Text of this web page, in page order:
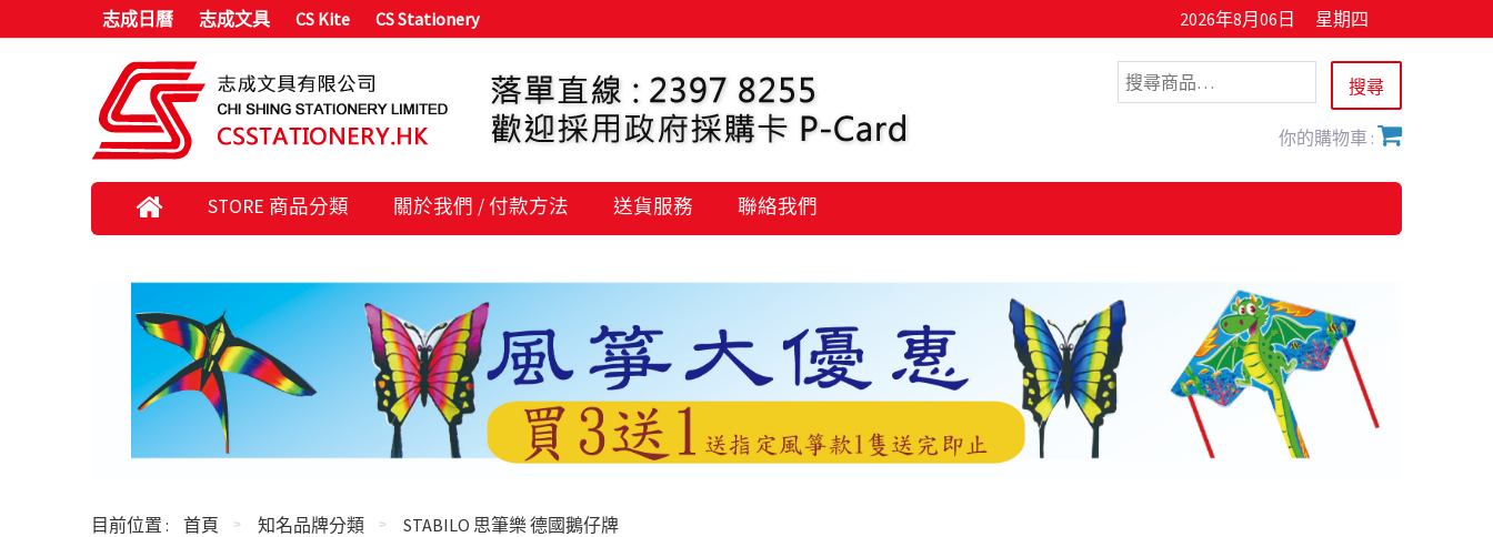
志成日曆 志成文具 CS Kite CS Stationery 2026年8月06日 星期四
你的購物車 :
STORE 商品分類 關於我們 / 付款方法 送貨服務 聯絡我們
目前位置 : 首頁 知名品牌分類 STABILO 思筆樂 德國鵝仔牌